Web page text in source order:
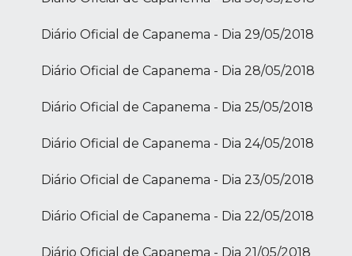
Diário Oficial de Capanema - Dia 29/05/2018
Diário Oficial de Capanema - Dia 28/05/2018
Diário Oficial de Capanema - Dia 25/05/2018
Diário Oficial de Capanema - Dia 24/05/2018
Diário Oficial de Capanema - Dia 23/05/2018
Diário Oficial de Capanema - Dia 22/05/2018
Diário Oficial de Capanema - Dia 21/05/2018